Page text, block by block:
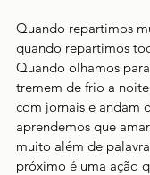
Quando repartimos
quando repartimos
Quando olhamos
tremem de frio a
com jornais e andam
aprendemos que
muito além de
próximo é uma ação